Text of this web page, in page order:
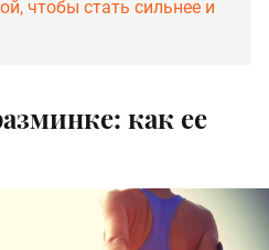
чтобы стать сильнее и
как ее